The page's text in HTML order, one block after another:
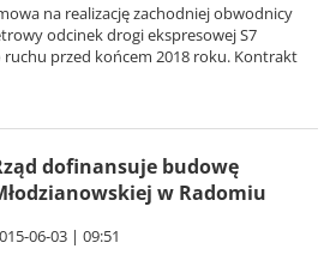
na realizację zachodniej obwodnicy
odcinek drogi ekspresowej S7
przed końcem 2018 roku. Kontrakt
dofinansuje budowę
w Radomiu
06-03 | 09:51